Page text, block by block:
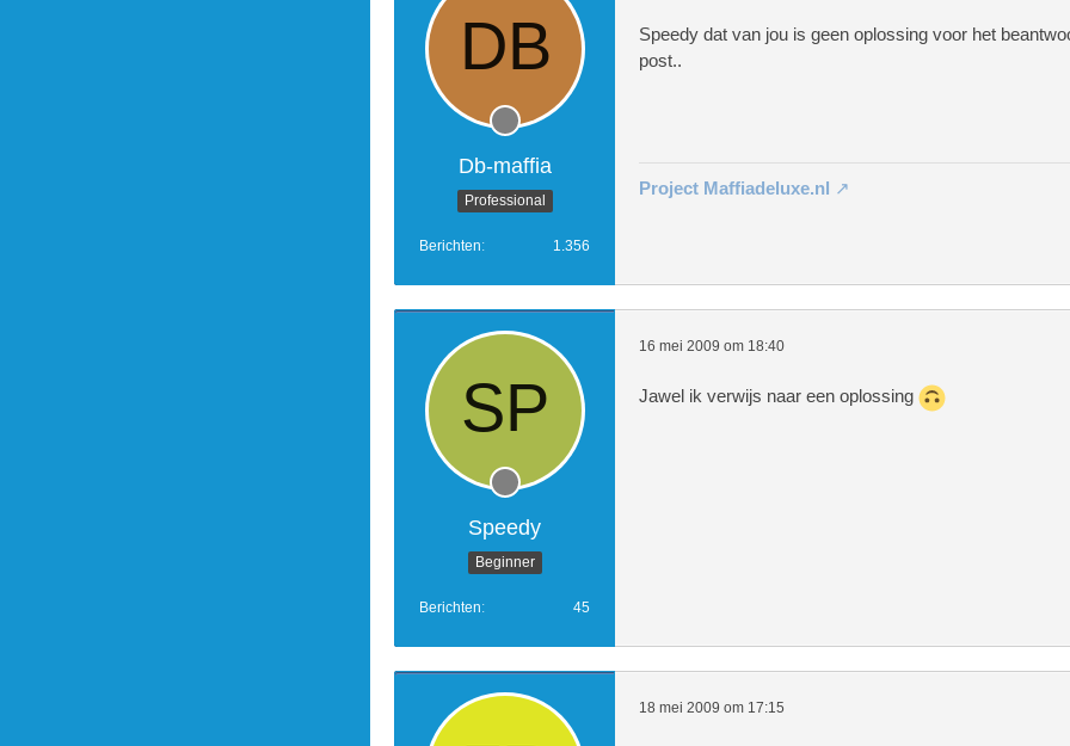
Db-maffia
Professional
Berichten 1.356
Speedy dat van jou is geen oplossing voor het
post..
Project Maffiadeluxe.nl
Speedy
Beginner
Berichten 45
16 mei 2009 om 18:40
Jawel ik verwijs naar een oplossing
18 mei 2009 om 17:15